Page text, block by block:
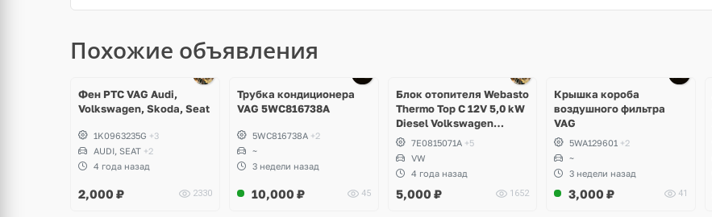
Похожие объявления
Фен РТС VAG Audi,
Volkswagen, Skoda, Seat
1K0963235G +3
AUDI, SEAT +2
4 года назад
2,000 ₽ 2330
Трубка кондиционера
VAG 5WC816738A
5WC816738A +2
~
3 недели назад
10,000 ₽ 45
Блок отопителя Webasto
Thermo Top C 12V 5,0 kW
Diesel Volkswagen
Amarok, Transporter T5,
Caravelle, Multivan
7E0815071A +5
VW
4 года назад
5,000 ₽ 1652
Крышка короба
воздушного фильтра
VAG
5WA129601 +2
~
3 недели назад
3,000 ₽ 41